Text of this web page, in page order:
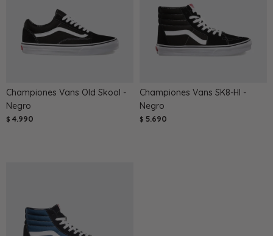
Championes Vans Old Skool -
Negro
$ 4.990
Championes Vans SK8-HI -
Negro
$ 5.690